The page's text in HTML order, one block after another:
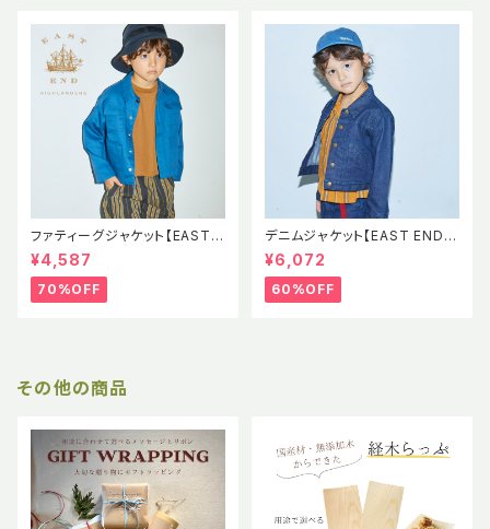
ファティーグジャケット【EAST E
ND HIGHLANDERS】EEH SS
Fatigue Jacket
¥4,587
70%OFF
デニムジャケット【EAST END H
IGHLANDERS】EEH Denim J
acket 児島デニム
¥6,072
60%OFF
その他の商品